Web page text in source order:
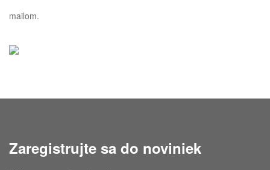
mailom.
Zaregistrujte sa do noviniek